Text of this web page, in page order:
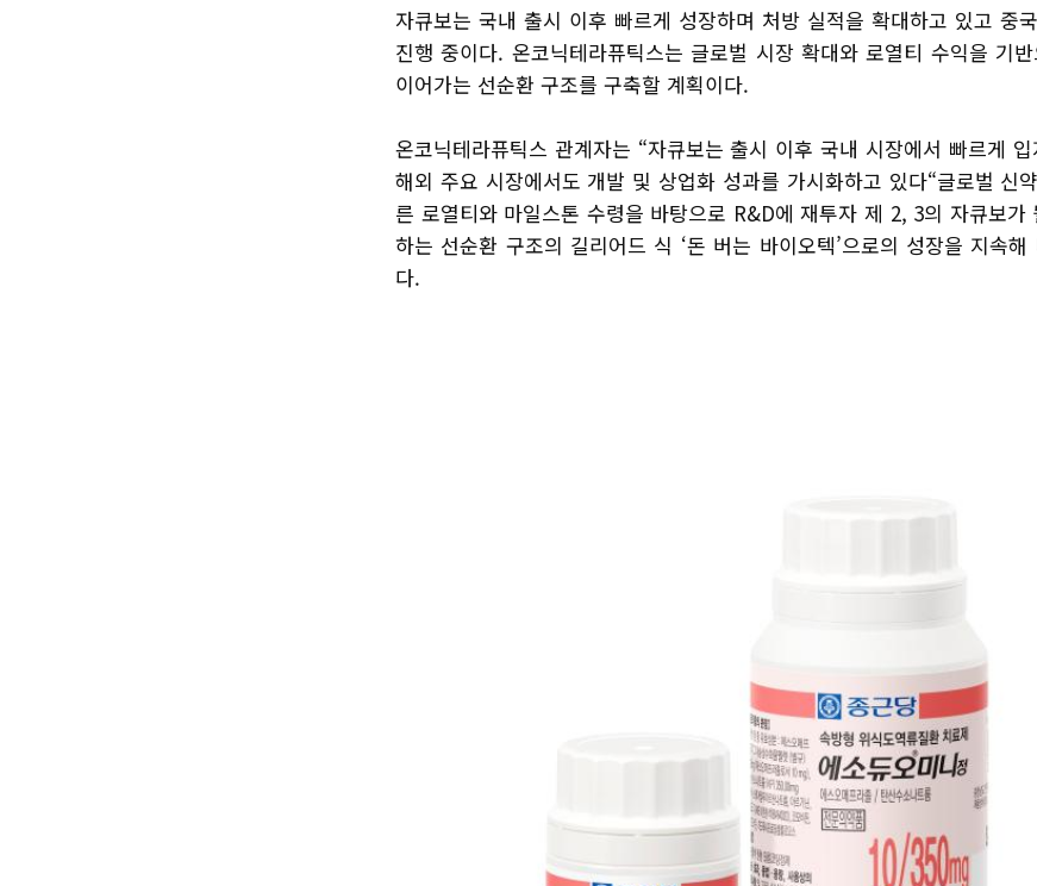
자큐보는 국내 출시 이후 빠르게 성장하며 처방 실적을 확대하고 있고 중
진행 중이다. 온코닉테라퓨틱스는 글로벌 시장 확대와 로열티 수익을 기
이어가는 선순환 구조를 구축할 계획이다.
온코닉테라퓨틱스 관계자는 “자큐보는 출시 이후 국내 시장에서 빠르게
해외 주요 시장에서도 개발 및 상업화 성과를 가시화하고 있다“글로벌 신
른 로열티와 마일스톤 수령을 바탕으로 R&D에 재투자 제 2, 3의 자큐보가
하는 선순환 구조의 길리어드 식 ‘돈 버는 바이오텍’으로의 성장을 지속해
다.